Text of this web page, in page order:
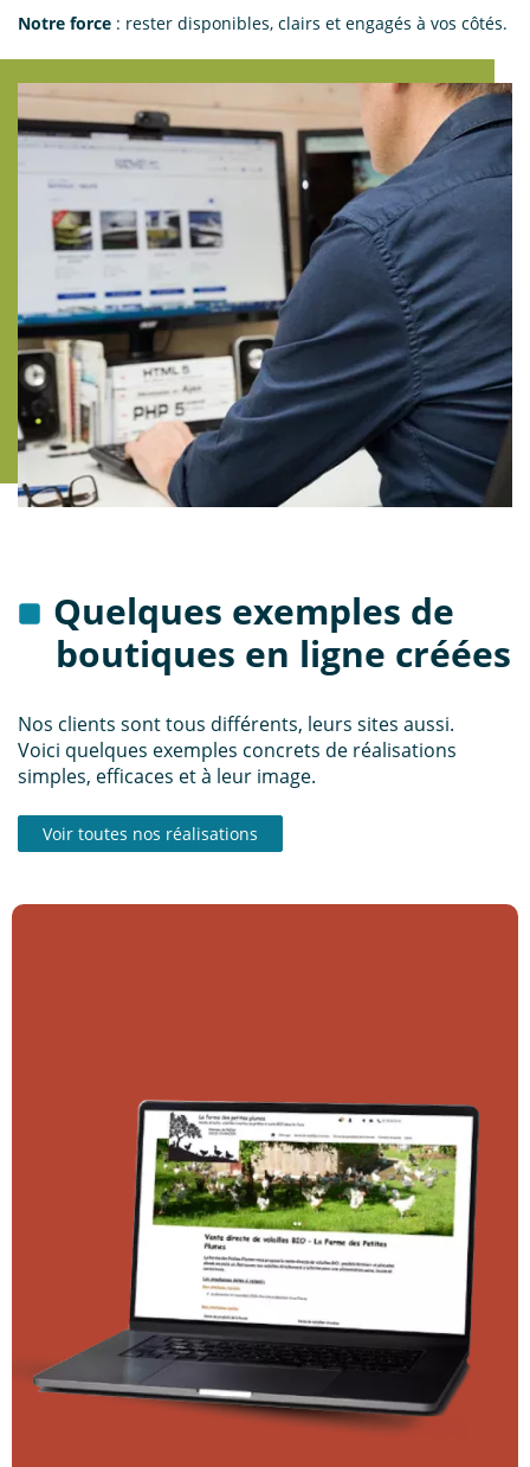
Notre force : rester disponibles, clairs et engagés à vos côtés.
Quelques exemples de
boutiques en ligne créées
Nos clients sont tous différents, leurs sites aussi.
Voici quelques exemples concrets de réalisations
simples, efficaces et à leur image.
Voir toutes nos réalisations